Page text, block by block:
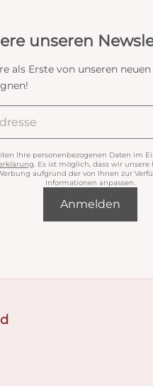
unseren
als Erste von unseren
Ihre personenbezogenen Daten im
. Es ist möglich, dass wir
aufgrund der von Ihnen zur
Informationen anpassen.
Anmelden